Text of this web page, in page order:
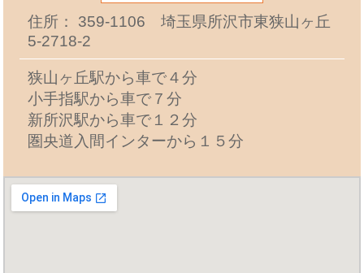
住所： 359-1106 埼玉県所沢市東狭山ヶ丘
5-2718-2
狭山ヶ丘駅から車で４分
小手指駅から車で７分
新所沢駅から車で１２分
圏央道入間インターから１５分